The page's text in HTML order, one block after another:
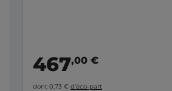
467,00 €
dont 0,73 € d’éco-part